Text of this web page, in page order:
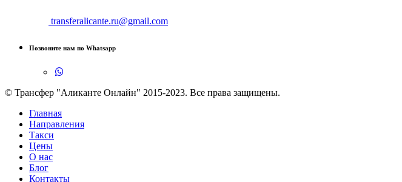
transferalicante.ru@gmail.com
Позвоните нам по Whatsapp
© Трансфер "Аликанте Онлайн" 2015-2023. Все права защищены.
Главная
Направления
Такси
Цены
О нас
Блог
Контакты